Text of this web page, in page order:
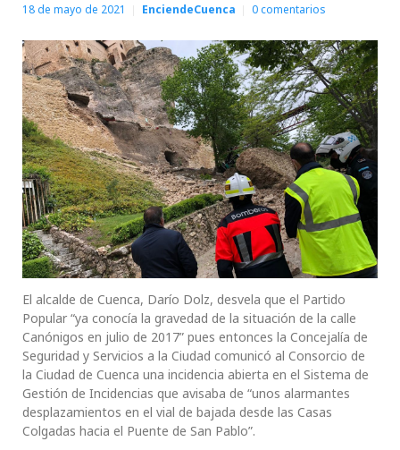
18 de mayo de 2021 EnciendeCuenca 0comentarios
El alcalde de Cuenca, Darío Dolz, desvela que el Partido
Popular “ya conocía la gravedad de la situación de la calle
Canónigos en julio de 2017” pues entonces la Concejalía de
Seguridad y Servicios a la Ciudad comunicó al Consorcio de
la Ciudad de Cuenca una incidencia abierta en el Sistema de
Gestión de Incidencias que avisaba de “unos alarmantes
desplazamientos en el vial de bajada desde las Casas
Colgadas hacia el Puente de San Pablo”.